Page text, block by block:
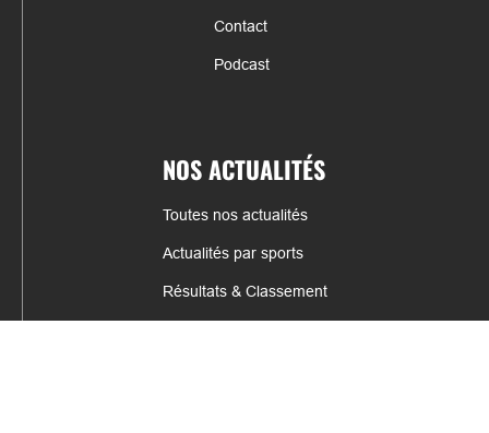
Contact
Podcast
NOS ACTUALITÉS
Toutes nos actualités
Actualités par sports
Résultats & Classement